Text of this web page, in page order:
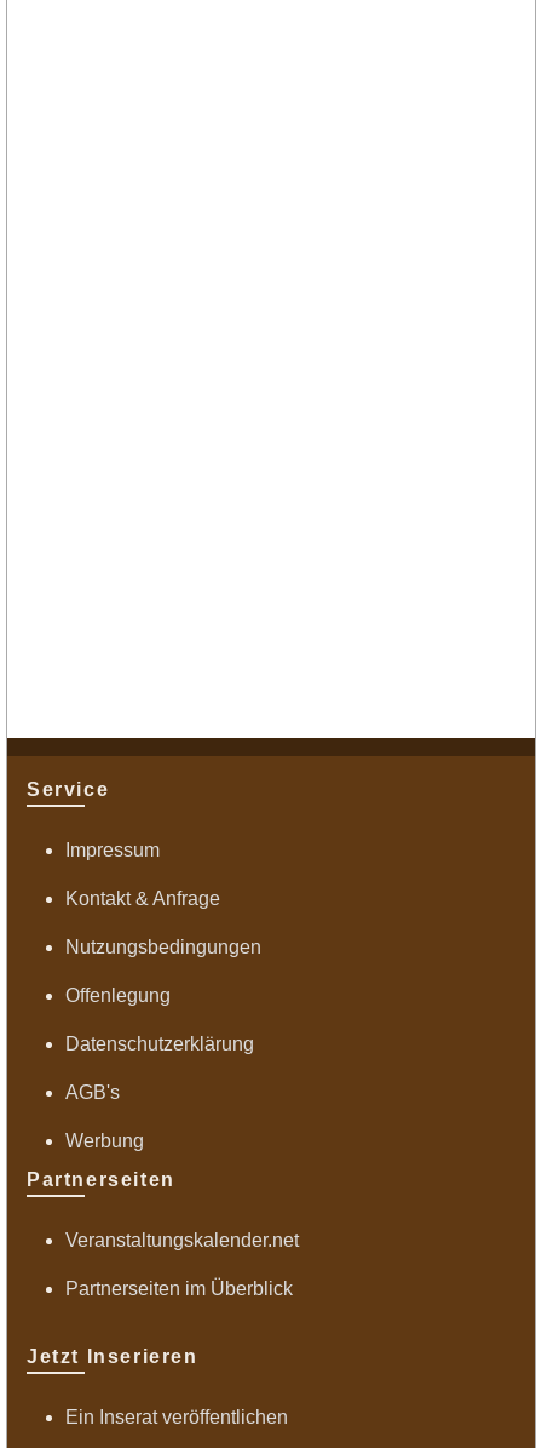
Service
Impressum
Kontakt & Anfrage
Nutzungsbedingungen
Offenlegung
Datenschutzerklärung
AGB's
Werbung
Partnerseiten
Veranstaltungskalender.net
Partnerseiten im Überblick
Jetzt Inserieren
Ein Inserat veröffentlichen